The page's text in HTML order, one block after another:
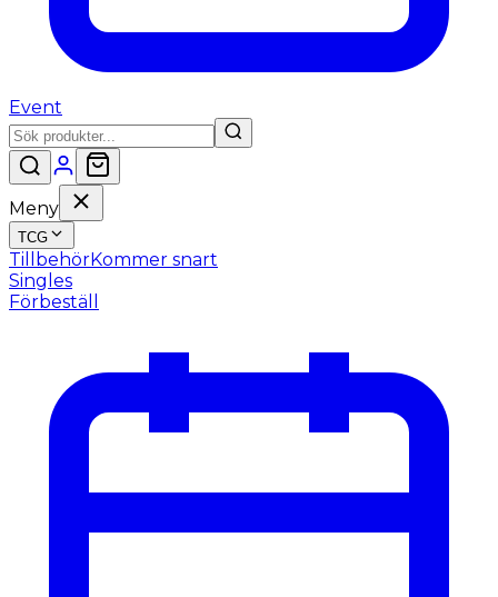
Event
Meny
TCG
TillbehörKommer snart
Singles
Förbeställ